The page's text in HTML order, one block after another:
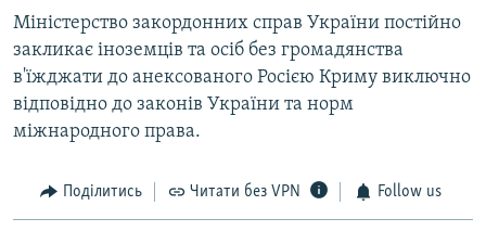
Міністерство закордонних справ України постійно
закликає іноземців та осіб без громадянства
в'їжджати до анексованого Росією Криму виключно
відповідно до законів України та норм
міжнародного права.
Поділитись Читати без VPN Follow us